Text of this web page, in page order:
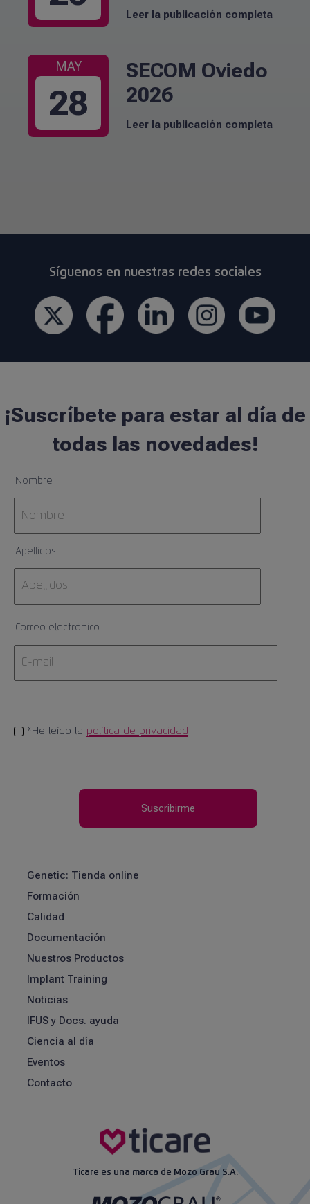
Leer la publicación completa
MAY
28
SECOM Oviedo
2026
Leer la publicación completa
Síguenos en nuestras redes sociales
¡Suscríbete para estar al día de
todas las novedades!
Nombre
Apellidos
Correo electrónico
*He leído la política de privacidad
Genetic: Tienda online
Formación
Calidad
Documentación
Nuestros Productos
Implant Training
Noticias
IFUS y Docs. ayuda
Ciencia al día
Eventos
Contacto
Ticare es una marca de Mozo Grau S.A.